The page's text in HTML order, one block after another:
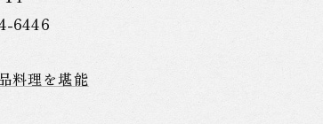
6446
料理を堪能